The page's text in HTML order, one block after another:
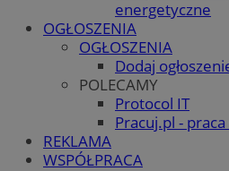
energetyczne
OGŁOSZENIA
OGŁOSZENIA
Dodaj
POLECAMY
Protocol IT
Pracuj.pl -
REKLAMA
WSPÓŁPRACA